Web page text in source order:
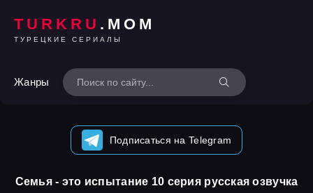
TURKRU .MOM
ТУРЕЦКИЕ СЕРИАЛЫ
Жанры
Подписаться на Telegram
Семья - это испытание 10 серия русская озвучка